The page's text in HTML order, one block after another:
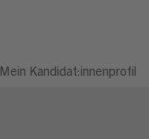
Mein Kandidat:innenprofil